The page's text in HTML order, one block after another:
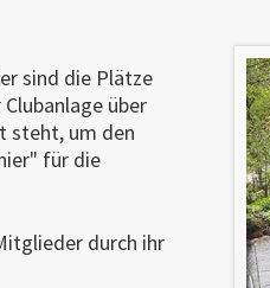
sind die Plätze
über
steht, um den
für die
durch ihr